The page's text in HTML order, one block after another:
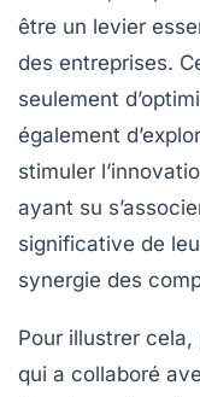
être un levier
des entreprises.
seulement
également
stimuler
ayant su
significative de
synergie des
Pour illustrer cela,
qui a collaboré